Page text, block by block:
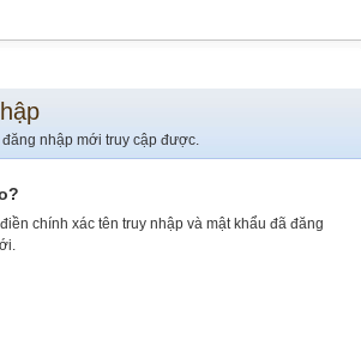
nhập mới truy cập được.
chính xác tên truy nhập và mật khẩu đã đăng